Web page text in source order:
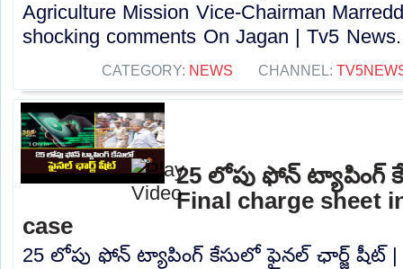
Agriculture Mission Vice-Chairman
shocking comments On Jagan | Tv5
CATEGORY: NEWS CHANNEL:
25 లోపు ఫోన్ ట్యాపింగ్
Final charge sheet
case
25 లోపు ఫోన్ ట్యాపింగ్ కేసులో ఫైనల్ ఛార్జ్ షీట్ |